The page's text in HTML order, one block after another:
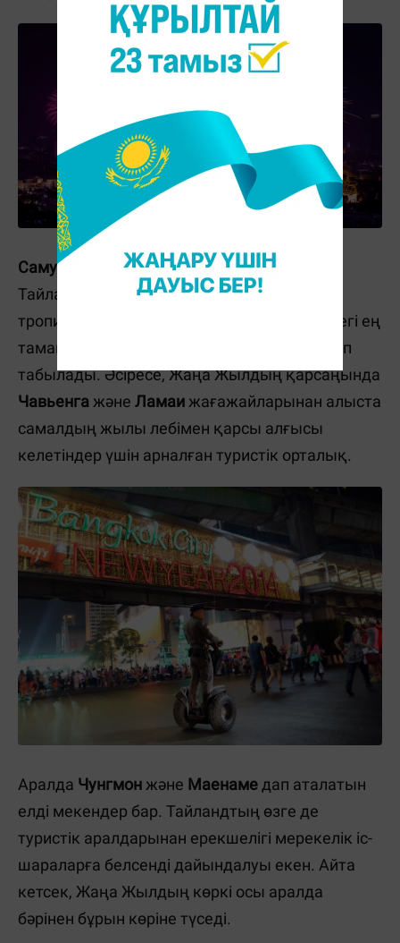
Самуи
– Сиам шығанағында орналасқан
Тайландтағы үшінші үлкен арал. Ол айнала
тропикалық жасылға оранған және әлемдегі ең
тамаша демалыс аймақтарының бірі болып
табылады. Әсіресе, Жаңа Жылдың қарсаңында
Чавьенгажәне Ламаижағажайларынан алыста
самалдың жылы лебімен қарсы алғысы
келетіндер үшін арналған туристік орталық.
Аралда Чунгмон және Маенаме дап аталатын
елді мекендер бар. Тайландтың өзге де
туристік аралдарынан ерекшелігі мерекелік іс-
шараларға белсенді дайындалуы екен. Айта
кетсек, Жаңа Жылдың көркі осы аралда
бәрінен бұрын көріне түседі.